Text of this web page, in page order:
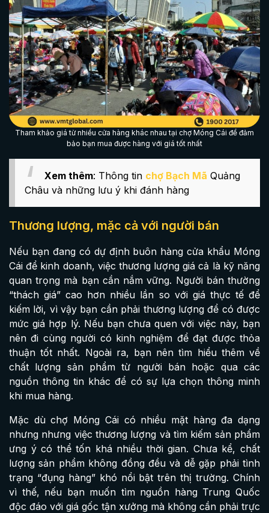
Tham khảo giá từ nhiều cửa hàng khác nhau tại chợ Móng Cái để đảm
bảo bạn mua được hàng với giá tốt nhất
Xem thêm: Thông tin chợ Bạch Mã Quảng
Châu và những lưu ý khi đánh hàng
Thương lượng, mặc cả với người bán
Nếu bạn đang có dự định buôn hàng cửa khẩu Móng
Cái để kinh doanh, việc thương lượng giá cả là kỹ năng
quan trọng mà bạn cần nắm vững. Người bán thường
“thách giá” cao hơn nhiều lần so với giá thực tế để
kiếm lời, vì vậy bạn cần phải thương lượng để có được
mức giá hợp lý. Nếu bạn chưa quen với việc này, bạn
nên đi cùng người có kinh nghiệm để đạt được thỏa
thuận tốt nhất. Ngoài ra, bạn nên tìm hiểu thêm về
chất lượng sản phẩm từ người bán hoặc qua các
nguồn thông tin khác để có sự lựa chọn thông minh
khi mua hàng.
Mặc dù chợ Móng Cái có nhiều mặt hàng đa dạng
nhưng nhưng việc thương lượng và tìm kiếm sản phẩm
ưng ý có thể tốn khá nhiều thời gian. Chưa kể, chất
lượng sản phẩm không đồng đều và dễ gặp phải tình
trạng “đụng hàng” khó nổi bật trên thị trường. Chính
vì thế, nếu bạn muốn tìm nguồn hàng Trung Quốc
độc đáo với giá gốc tận xưởng mà không cần phải trực